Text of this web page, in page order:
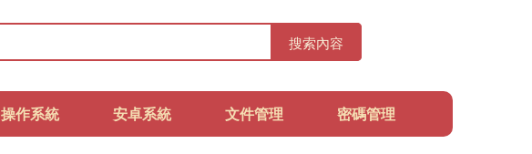
搜索內容
操作系統 安卓系統 文件管理 密碼管理